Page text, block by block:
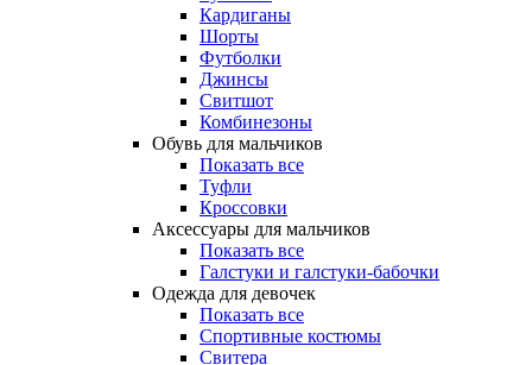
Кардиганы
Шорты
Футболки
Джинсы
Свитшот
Комбинезоны
Обувь для мальчиков
Показать все
Туфли
Кроссовки
Аксессуары для мальчиков
Показать все
Галстуки и галстуки-бабочки
Одежда для девочек
Показать все
Спортивные костюмы
Свитера